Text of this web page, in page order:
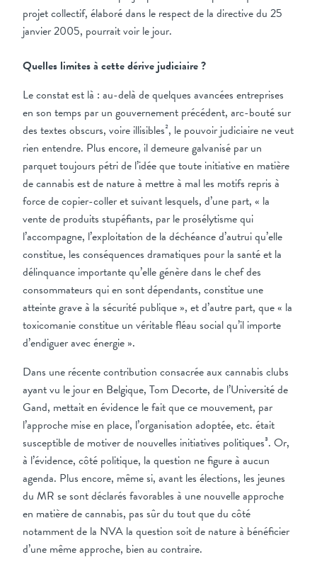
projet collectif, élaboré dans le respect de la directive du 25
janvier 2005, pourrait voir le jour.
Quelles limites à cette dérive judiciaire ?
Le constat est là : au-delà de quelques avancées entreprises
en son temps par un gouvernement précédent, arc-bouté sur
des textes obscurs, voire illisibles², le pouvoir judiciaire ne veut
rien entendre. Plus encore, il demeure galvanisé par un
parquet toujours pétri de l’idée que toute initiative en matière
de cannabis est de nature à mettre à mal les motifs repris à
force de copier-coller et suivant lesquels, d’une part, « la
vente de produits stupéfiants, par le prosélytisme qui
l’accompagne, l’exploitation de la déchéance d’autrui qu’elle
constitue, les conséquences dramatiques pour la santé et la
délinquance importante qu’elle génère dans le chef des
consommateurs qui en sont dépendants, constitue une
atteinte grave à la sécurité publique », et d’autre part, que « la
toxicomanie constitue un véritable fléau social qu’il importe
d’endiguer avec énergie ».
Dans une récente contribution consacrée aux cannabis clubs
ayant vu le jour en Belgique, Tom Decorte, de l’Université de
Gand, mettait en évidence le fait que ce mouvement, par
l’approche mise en place, l’organisation adoptée, etc. était
susceptible de motiver de nouvelles initiatives politiques³. Or,
à l’évidence, côté politique, la question ne figure à aucun
agenda. Plus encore, même si, avant les élections, les jeunes
du MR se sont déclarés favorables à une nouvelle approche
en matière de cannabis, pas sûr du tout que du côté
notamment de la NVA la question soit de nature à bénéficier
d’une même approche, bien au contraire.